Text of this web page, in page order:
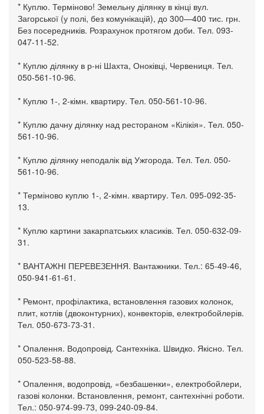
* Куплю. Терміново! Земельну ділянку в кінці вул.
Загорської (у полі, без комунікацій), до 300—400 тис. грн.
Без посередників. Розрахунок протягом доби. Тел. 093-
047-11-52.
* Куплю ділянку в р-ні Шахта, Оноківці, Червениця. Тел.
050-561-10-96.
* Куплю 1-, 2-кімн. квартиру. Тел. 050-561-10-96.
* Куплю дачну ділянку над рестораном «Кілікія». Тел. 050-
561-10-96.
* Куплю ділянку неподалік від Ужгорода. Тел. Тел. 050-
561-10-96.
* Терміново куплю 1-, 2-кімн. квартиру. Тел. 095-092-35-
13.
* Куплю картини закарпатських класиків. Тел. 050-632-09-
31.
* ВАНТАЖНІ ПЕРЕВЕЗЕННЯ. Вантажники. Тел.: 65-49-46,
050-941-61-61.
* Ремонт, профілактика, встановлення газових колонок,
плит, котлів (двоконтурних), конвекторів, електробойлерів.
Тел. 050-673-73-31.
* Опалення. Водопровід. Сантехніка. Швидко. Якісно. Тел.
050-523-58-88.
* Опалення, водопровід, «безбашенки», електробойлери,
газові колонки. Встановлення, ремонт, сантехнічні роботи.
Тел.: 050-974-99-73, 099-240-09-84.